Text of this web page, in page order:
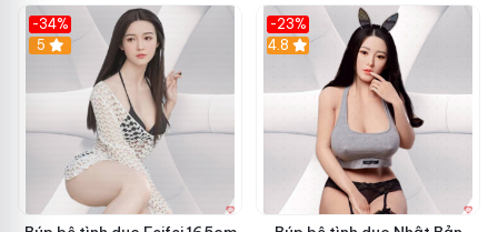
-34%
5
-23%
4.8